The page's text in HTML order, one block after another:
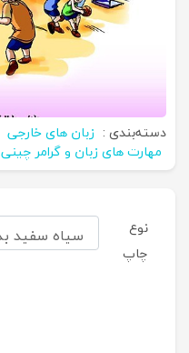
دسته‌بندی : زبان های خارجی
مهارت های زبان و گرامر چینی
نوع
چاپ